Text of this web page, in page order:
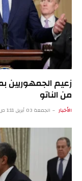
زعيم
من الناتو
الأخبار الجمعة 03 أبريل 1:11 ص